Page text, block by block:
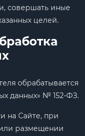
совершать иные
целей.
обрабатывается
данных» № 152-ФЗ.
на Сайте, при
размещении